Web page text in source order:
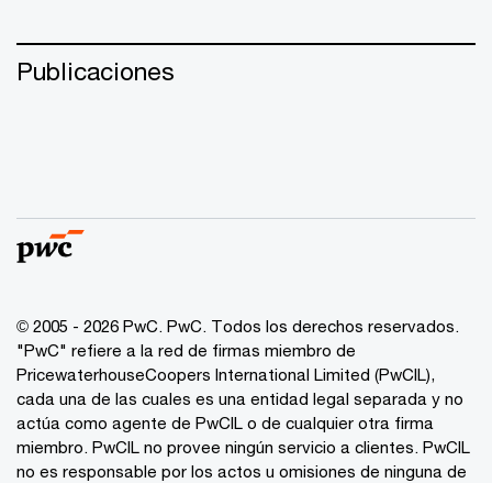
Publicaciones
© 2005 - 2026 PwC. PwC. Todos los derechos reservados.
"PwC" refiere a la red de firmas miembro de
PricewaterhouseCoopers International Limited (PwCIL),
cada una de las cuales es una entidad legal separada y no
actúa como agente de PwCIL o de cualquier otra firma
miembro. PwCIL no provee ningún servicio a clientes. PwCIL
no es responsable por los actos u omisiones de ninguna de